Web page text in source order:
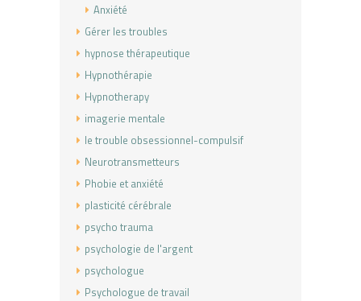
Anxiété
Gérer les troubles
hypnose thérapeutique
Hypnothérapie
Hypnotherapy
imagerie mentale
le trouble obsessionnel-compulsif
Neurotransmetteurs
Phobie et anxiété
plasticité cérébrale
psycho trauma
psychologie de l'argent
psychologue
Psychologue de travail